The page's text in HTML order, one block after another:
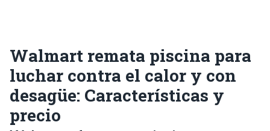
Walmart remata piscina para
luchar contra el calor y con
desagüe: Características y
precio